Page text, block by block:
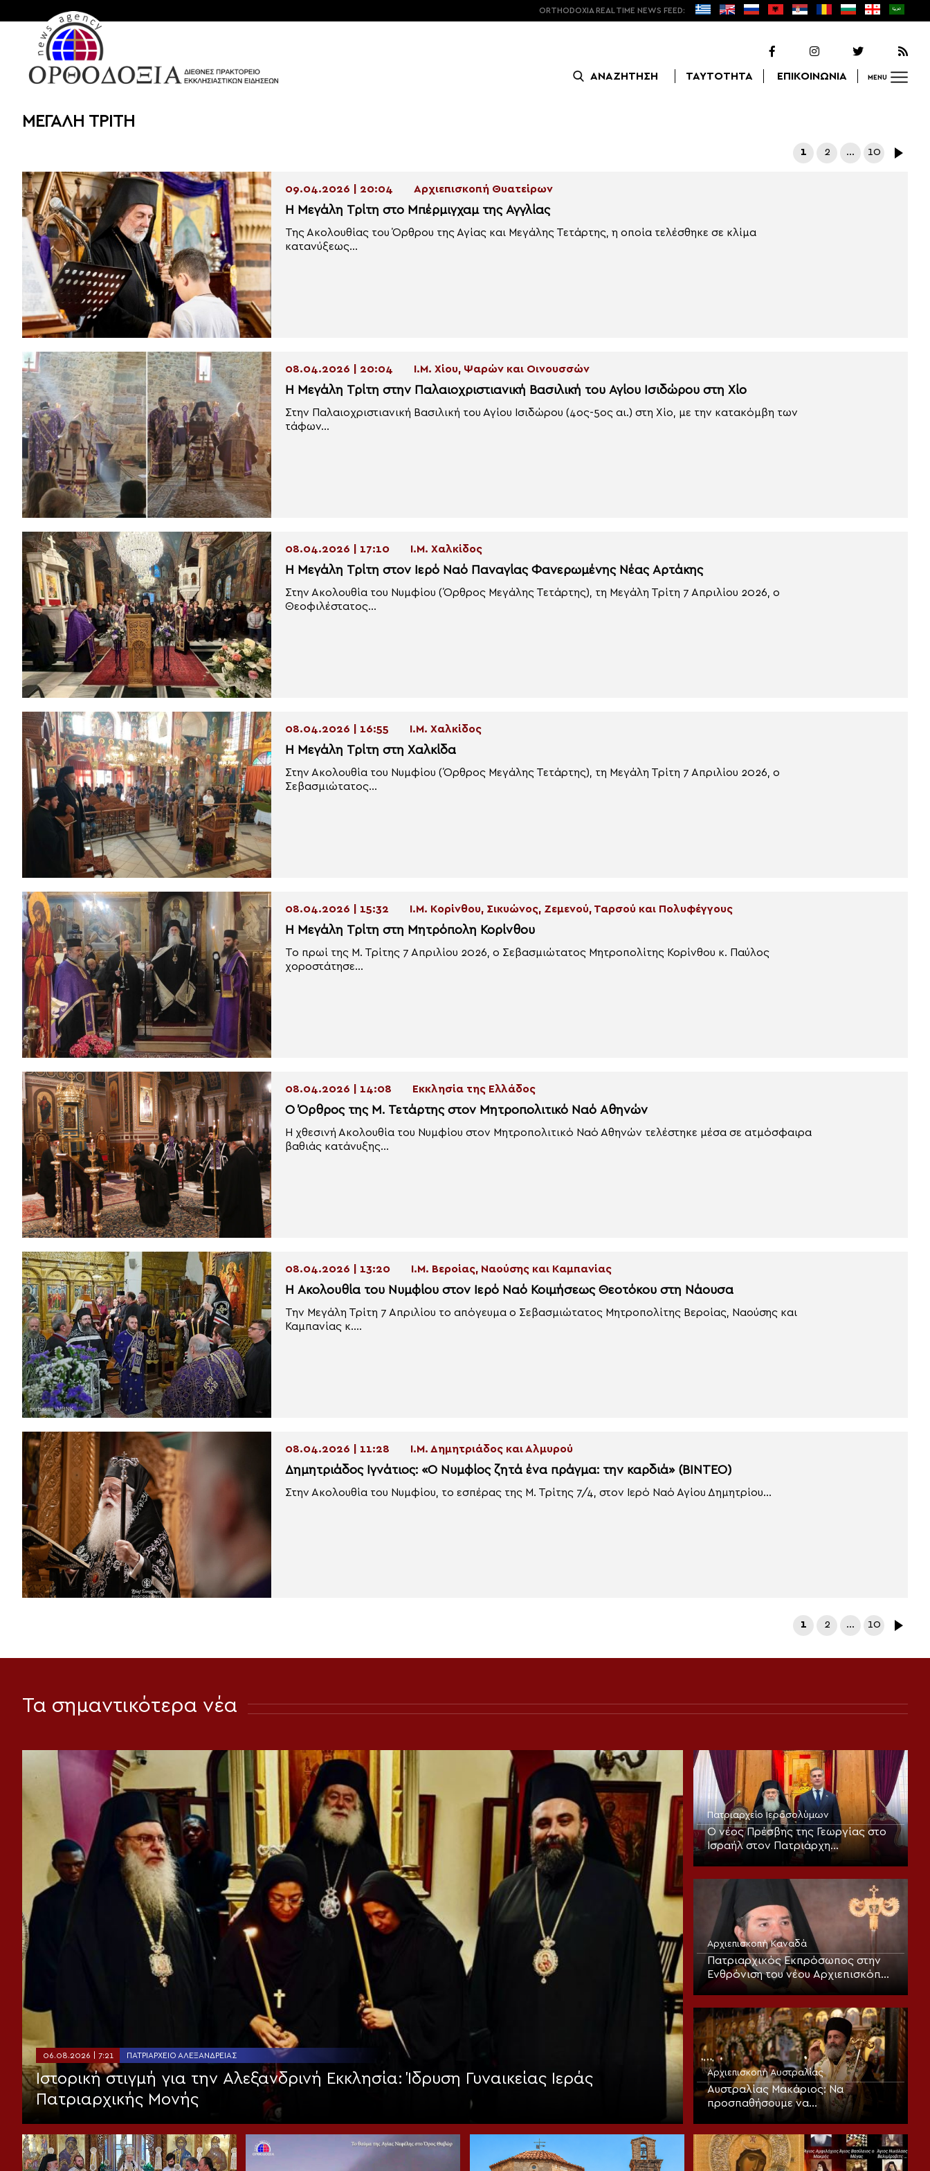
ORTHODOXIA REAL TIME NEWS FEED:
ΑΝΑΖΗΤΗΣΗ ΤΑΥΤΟΤΗΤΑ ΕΠΙΚΟΙΝΩΝΙΑ MENU
ΜΕΓΑΛΗ ΤΡΙΤΗ
1 2 … 10
09.04.2026 | 20:04 Αρχιεπισκοπή Θυατείρων
H Μεγάλη Τρίτη στο Μπέρμιγχαμ της Αγγλίας
Της Ακολουθίας του Όρθρου της Αγίας και Μεγάλης Τετάρτης, η οποία τελέσθηκε σε κλίμα
κατανύξεως...
08.04.2026 | 20:04 Ι.Μ. Χίου, Ψαρών και Οινουσσών
Η Μεγάλη Τρίτη στην Παλαιοχριστιανική Βασιλική του Αγίου Ισιδώρου στη Χίο
Στην Παλαιοχριστιανική Βασιλική του Αγίου Ισιδώρου (4ος-5ος αι.) στη Χίο, με την κατακόμβη των
τάφων...
08.04.2026 | 17:10 Ι.Μ. Χαλκίδος
Η Μεγάλη Τρίτη στον Ιερό Ναό Παναγίας Φανερωμένης Νέας Αρτάκης
Στην Ακολουθία του Νυμφίου (Όρθρος Μεγάλης Τετάρτης), τη Μεγάλη Τρίτη 7 Απριλίου 2026, ο
Θεοφιλέστατος...
08.04.2026 | 16:55 Ι.Μ. Χαλκίδος
Η Μεγάλη Τρίτη στη Χαλκίδα
Στην Ακολουθία του Νυμφίου (Όρθρος Μεγάλης Τετάρτης), τη Μεγάλη Τρίτη 7 Απριλίου 2026, ο
Σεβασμιώτατος...
08.04.2026 | 15:32 Ι.Μ. Κορίνθου, Σικυώνος, Ζεμενού, Ταρσού και Πολυφέγγους
Η Μεγάλη Τρίτη στη Μητρόπολη Κορίνθου
Το πρωί της Μ. Τρίτης 7 Απριλίου 2026, ο Σεβασμιώτατος Μητροπολίτης Κορίνθου κ. Παύλος
χοροστάτησε...
08.04.2026 | 14:08 Εκκλησία της Ελλάδος
Ο Όρθρος της Μ. Τετάρτης στον Μητροπολιτικό Ναό Αθηνών
Η χθεσινή Ακολουθία του Νυμφίου στον Μητροπολιτικό Ναό Αθηνών τελέστηκε μέσα σε ατμόσφαιρα
βαθιάς κατάνυξης...
08.04.2026 | 13:20 Ι.Μ. Βεροίας, Ναούσης και Καμπανίας
Η Ακολουθία του Νυμφίου στον Ιερό Ναό Κοιμήσεως Θεοτόκου στη Νάουσα
Την Μεγάλη Τρίτη 7 Απριλίου το απόγευμα ο Σεβασμιώτατος Μητροπολίτης Βεροίας, Ναούσης και
Καμπανίας κ....
08.04.2026 | 11:28 Ι.Μ. Δημητριάδος και Αλμυρού
Δημητριάδος Ιγνάτιος: «Ο Νυμφίος ζητά ένα πράγμα: την καρδιά» (ΒΙΝΤΕΟ)
Στην Ακολουθία του Νυμφίου, το εσπέρας της Μ. Τρίτης 7/4, στον Ιερό Ναό Αγίου Δημητρίου...
1 2 … 10
Τα σημαντικότερα νέα
06.08.2026 | 7:21 ΠΑΤΡΙΑΡΧΕΊΟ ΑΛΕΞΑΝΔΡΕΊΑΣ
Ιστορική στιγμή για την Αλεξανδρινή Εκκλησία: Ίδρυση Γυναικείας Ιεράς
Πατριαρχικής Μονής
Πατριαρχείο Ιεροσολύμων
Ο νέος Πρέσβης της Γεωργίας στο
Ισραήλ στον Πατριάρχη
Αρχιεπισκοπή Καναδά
Πατριαρχικός Εκπρόσωπος στην
Ενθρόνιση του νέου Αρχιεπισκόπου
Καναδά ο Αρχιεπίσκοπος
Αρχιεπισκοπή Αυστραλίας
Αυστραλίας Μακάριος: Να
προσπαθήσουμε να
μεταμορφωθούμε πνευματικά και